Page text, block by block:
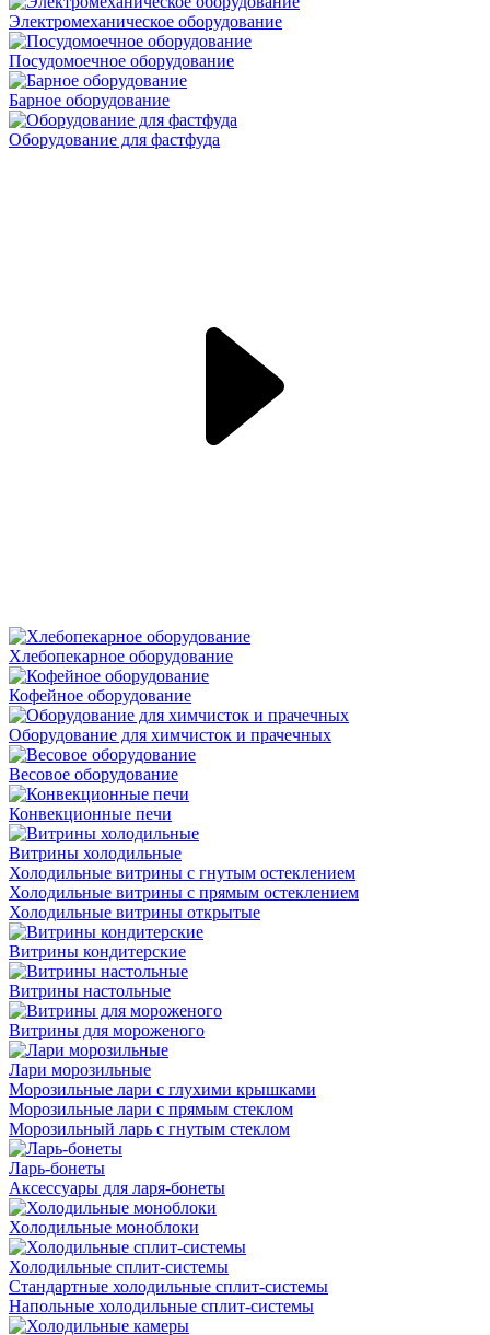
Электромеханическое оборудование
Посудомоечное оборудование
Барное оборудование
Оборудование для фастфуда
Хлебопекарное оборудование
Кофейное оборудование
Оборудование для химчисток и прачечных
Весовое оборудование
Конвекционные печи
Витрины холодильные
Холодильные витрины с гнутым остеклением
Холодильные витрины с прямым остеклением
Холодильные витрины открытые
Витрины кондитерские
Витрины настольные
Витрины для мороженого
Лари морозильные
Морозильные лари с глухими крышками
Морозильные лари с прямым стеклом
Морозильный ларь с гнутым стеклом
Ларь-бонеты
Аксессуары для ларя-бонеты
Холодильные моноблоки
Холодильные сплит-системы
Стандартные холодильные сплит-системы
Напольные холодильные сплит-системы